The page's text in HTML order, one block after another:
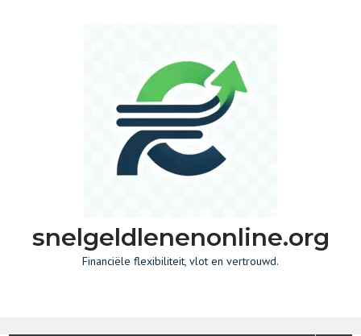
snelgeldlenenonline.org
Financiële flexibiliteit, vlot en vertrouwd.